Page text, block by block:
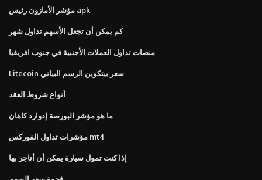
مؤشر الأمازون رئيس apk
كم يمكن أن تجعل الأسهم تداول شهر
منصات تداول العملات الأجنبية في جنوب افريقيا
Litecoin سعر بيتكوين الرسم البياني
أنواع شروط العقد
ما هو مؤشر البورصة إدوارد كاهان
مؤشرات تداول الفوركس mt4
إذا كنت تمول سيارة يمكن أن أتاجر بها